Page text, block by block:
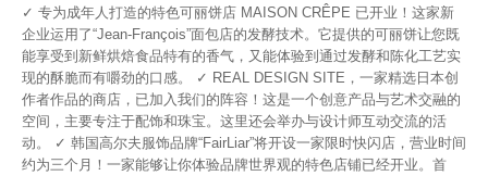
✓ 专为成年人打造的特色可丽饼店 MAISON CRÊPE 已开业！这家新
企业运用了“Jean-François”面包店的发酵技术。它提供的可丽饼让您既
能享受到新鲜烘焙食品特有的香气，又能体验到通过发酵和陈化工艺实
现的酥脆而有嚼劲的口感。 ✓ REAL DESIGN SITE，一家精选日本创
作者作品的商店，已加入我们的阵容！这是一个创意产品与艺术交融的
空间，主要专注于配饰和珠宝。这里还会举办与设计师互动交流的活
动。 ✓ 韩国高尔夫服饰品牌“FairLiar”将开设一家限时快闪店，营业时间
约为三个月！一家能够让你体验品牌世界观的特色店铺已经开业。首